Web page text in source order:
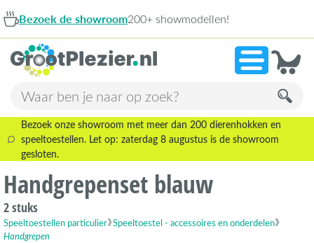
showroom200+ showmodellen!
Bezoek onze showroom met meer dan 200 dierenhokken en
speeltoestellen. Let op: zaterdag 8 augustus is de showroom
gesloten.
Handgrepenset blauw
2 stuks
Speeltoestellen particulier Speeltoestel - accessoires en onderdelen
Handgrepen